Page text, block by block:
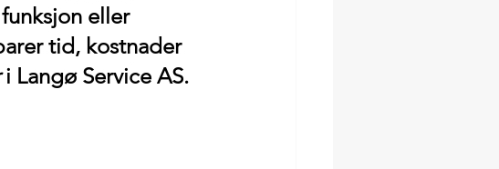
eller
tid, kostnader
i Langø Service AS.